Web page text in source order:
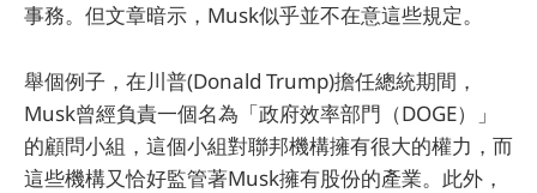
事務。但文章暗示，Musk似乎並不在意這些規定。
舉個例子，在川普(Donald Trump)擔任總統期間，
Musk曾經負責一個名為「政府效率部門（DOGE）」
的顧問小組，這個小組對聯邦機構擁有很大的權力，而
這些機構又恰好監管著Musk擁有股份的產業。此外，